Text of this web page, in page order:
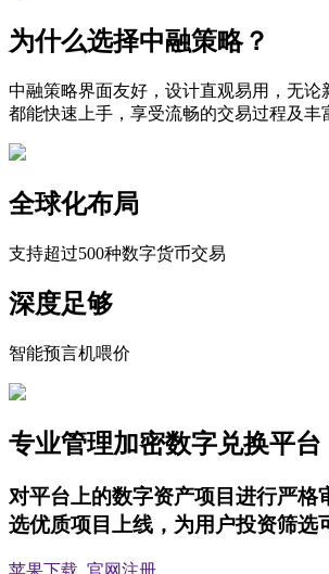
为什么选择中融策略？
中融策略界面友好，设计直观易用，无论
都能快速上手，享受流畅的交易过程及丰
全球化布局
支持超过500种数字货币交易
深度足够
智能预言机喂价
专业管理加密数字兑换平台
对平台上的数字资产项目进行严格
选优质项目上线，为用户投资筛选
苹果下载 官网注册